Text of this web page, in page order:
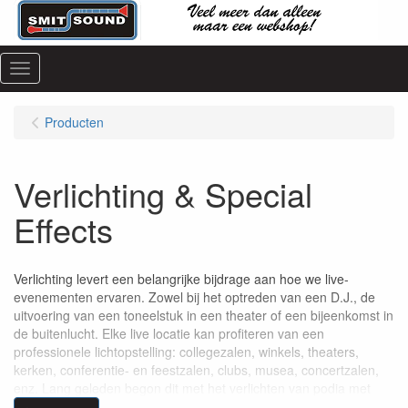
Menu
Producten
Verlichting & Special
Effects
Verlichting levert een belangrijke bijdrage aan hoe we live-
evenementen ervaren. Zowel bij het optreden van een D.J., de
uitvoering van een toneelstuk in een theater of een bijeenkomst in
de buitenlucht. Elke live locatie kan profiteren van een
professionele lichtopstelling: collegezalen, winkels, theaters,
kerken, conferentie- en feestzalen, clubs, musea, concertzalen,